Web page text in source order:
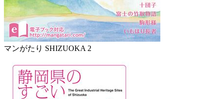
マンがたり SHIZUOKA 2